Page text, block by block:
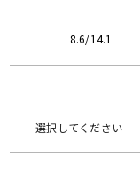
8.6/14.1